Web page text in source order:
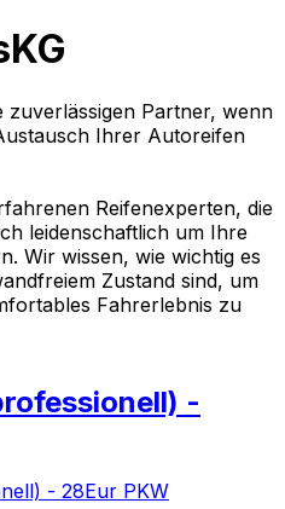
zuverlässigen Partner, wenn
Ihrer Autoreifen
Reifenexperten, die
leidenschaftlich um Ihre
Wir wissen, wie wichtig es
Zustand sind, um
Fahrerlebnis zu
-
- 28Eur PKW